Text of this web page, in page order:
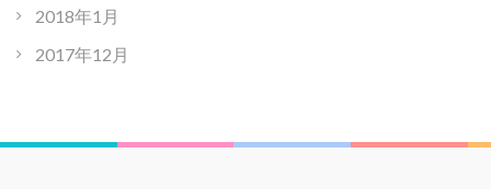
2018年1月
2017年12月